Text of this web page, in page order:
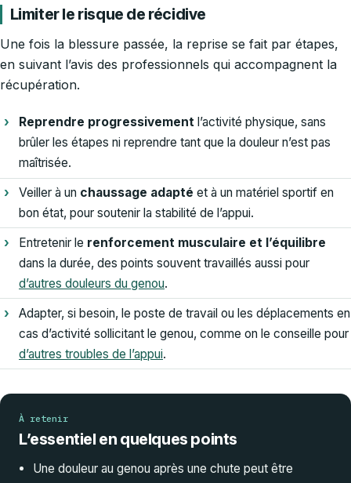
Limiter le risque de récidive
Une fois la blessure passée, la reprise se fait par étapes,
en suivant l’avis des professionnels qui accompagnent la
récupération.
Reprendre progressivement l’activité physique, sans
brûler les étapes ni reprendre tant que la douleur n’est pas
maîtrisée.
Veiller à un chaussage adapté et à un matériel sportif en
bon état, pour soutenir la stabilité de l’appui.
Entretenir le renforcement musculaire et l’équilibre
dans la durée, des points souvent travaillés aussi pour
d’autres douleurs du genou.
Adapter, si besoin, le poste de travail ou les déplacements en
cas d’activité sollicitant le genou, comme on le conseille pour
d’autres troubles de l’appui.
À retenir
L’essentiel en quelques points
Une douleur au genou après une chute peut être